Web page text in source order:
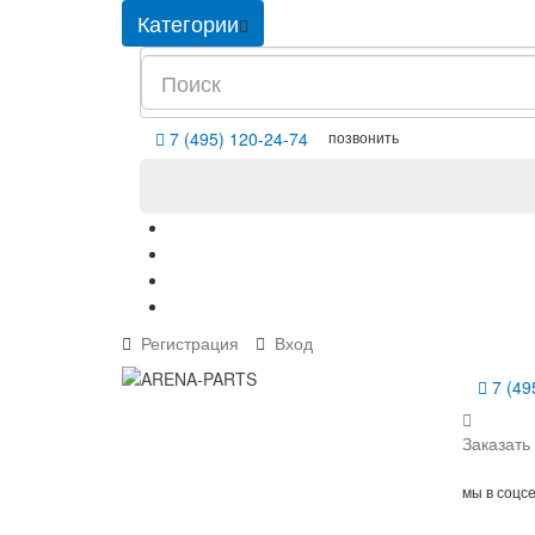
Категории
7 (495) 120-24-74 позвонить
Регистрация
Вход
7
мы в